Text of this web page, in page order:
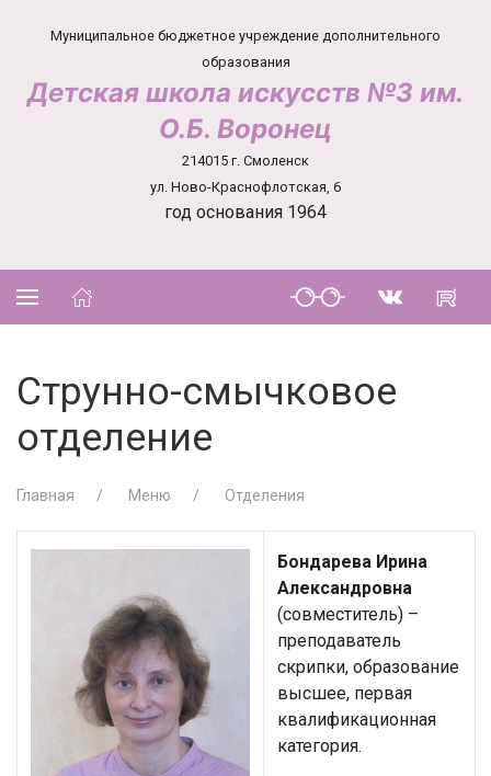
Муниципальное бюджетное учреждение дополнительного
образования
Детская школа искусств №3 им.
О.Б. Воронец
214015 г. Смоленск
ул. Ново-Краснофлотская, 6
год основания 1964
Струнно-смычковое
отделение
Главная Меню Отделения
Бондарева Ирина
Александровна
(совместитель) –
преподаватель
скрипки, образование
высшее, первая
квалификационная
категория.